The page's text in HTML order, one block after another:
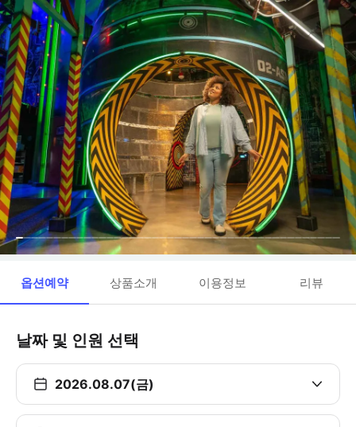
옵션예약 상품소개 이용정보 리뷰
날짜 및 인원 선택
2026.08.07(금)